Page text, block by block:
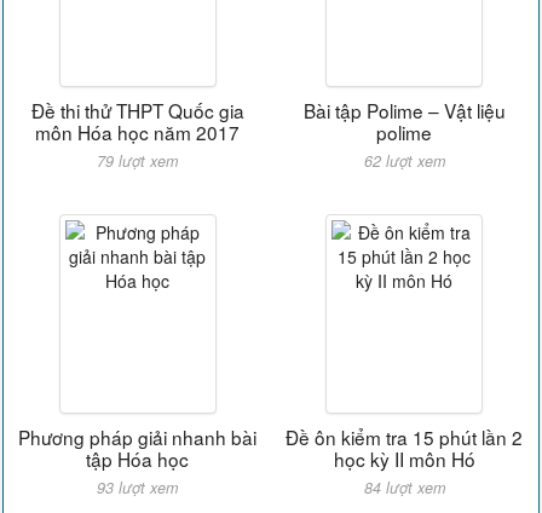
Đề thi thử THPT Quốc gia
môn Hóa học năm 2017
79 lượt xem
Bài tập Polime – Vật liệu
polime
62 lượt xem
Phương pháp giải nhanh bài
tập Hóa học
93 lượt xem
Đề ôn kiểm tra 15 phút lần 2
học kỳ II môn Hó
84 lượt xem